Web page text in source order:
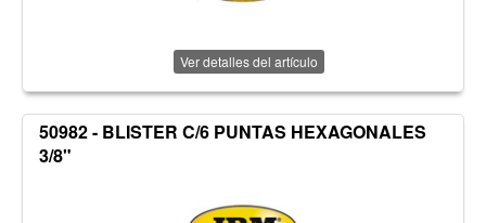
Ver detalles del artículo
50982 - BLISTER C/6 PUNTAS HEXAGONALES
3/8"